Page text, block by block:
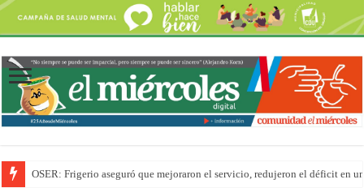
OSER: Frigerio aseguró que mejoraron el servicio, redujeron el déficit en